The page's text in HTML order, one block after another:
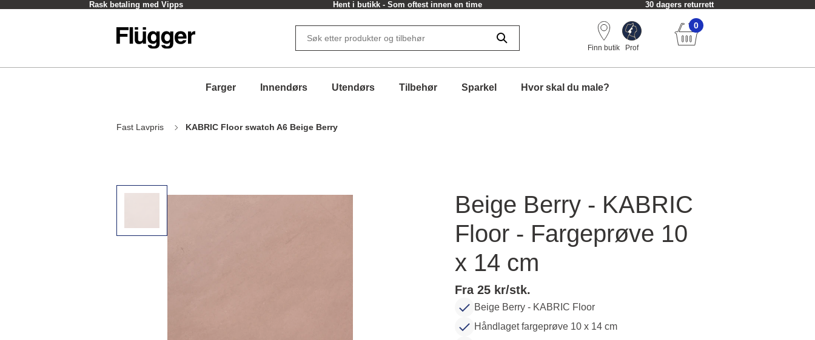
Rask betaling med Vipps Hent i butikk - Som oftest innen en time 30 dagers returrett
Finn butik Prof
0
Farger Innendørs Utendørs Tilbehør Sparkel Hvor skal du male?
Fast Lavpris KABRIC Floor swatch A6 Beige Berry
Beige Berry - KABRIC
Floor - Fargeprøve 10
x 14 cm
Fra 25 kr/stk.
Beige Berry - KABRIC Floor
Håndlaget fargeprøve 10 x 14 cm